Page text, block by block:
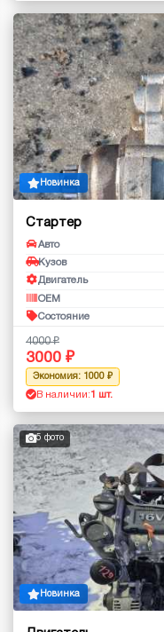
Новинка
Стартер
Авто
Кузов
Двигатель
OEM
Состояние
4000
3000
Экономия: 1000
В наличии: 1 шт.
5 фото
Новинка